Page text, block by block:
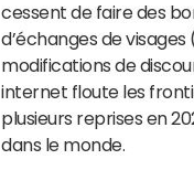
cessent de faire des
d’échanges de
modifications de
internet floute les
plusieurs reprises en
dans le monde.